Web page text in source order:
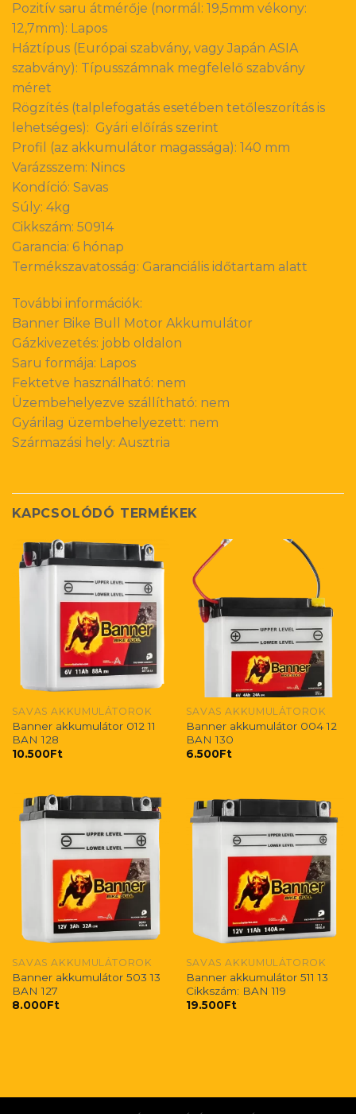
Pozitív saru átmérője (normál: 19,5mm vékony:
12,7mm): Lapos
Háztípus (Európai szabvány, vagy Japán ASIA
szabvány): Típusszámnak megfelelő szabvány
méret
Rögzítés (talplefogatás esetében tetőleszorítás is
lehetséges): Gyári előírás szerint
Profil (az akkumulátor magassága): 140 mm
Varázsszem: Nincs
Kondíció: Savas
Súly: 4kg
Cikkszám: 50914
Garancia: 6 hónap
Termékszavatosság: Garanciális időtartam alatt
További információk:
Banner Bike Bull Motor Akkumulátor
Gázkivezetés: jobb oldalon
Saru formája: Lapos
Fektetve használható: nem
Üzembehelyezve szállítható: nem
Gyárilag üzembehelyezett: nem
Származási hely: Ausztria
KAPCSOLÓDÓ TERMÉKEK
SAVAS AKKUMULÁTOROK
Banner akkumulátor 012 11
BAN 128
10.500Ft
SAVAS AKKUMULÁTOROK
Banner akkumulátor 004 12
BAN 130
6.500Ft
SAVAS AKKUMULÁTOROK
Banner akkumulátor 503 13
BAN 127
8.000Ft
SAVAS AKKUMULÁTOROK
Banner akkumulátor 511 13
Cikkszám: BAN 119
19.500Ft